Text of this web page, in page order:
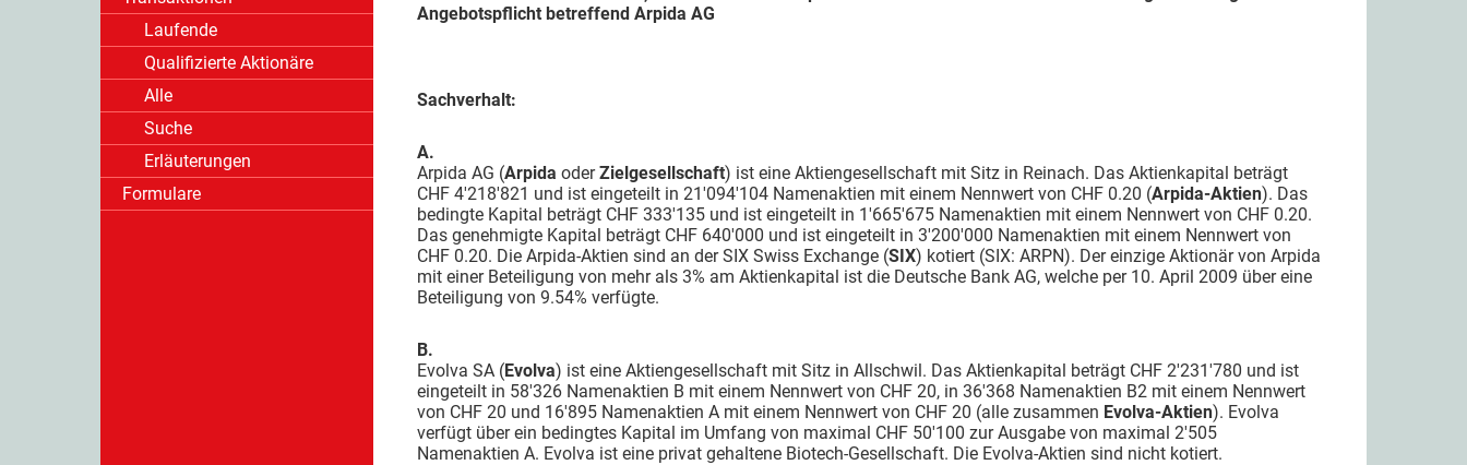
Laufende
Qualifizierte Aktionäre
Alle
Suche
Erläuterungen
Formulare
Angebotspflicht betreffend Arpida AG
Sachverhalt:
A.
Arpida AG (Arpida oderZielgesellschaft) ist eine Aktiengesellschaft mit Sitz in Reinach. Das Aktienkapital beträgt
CHF 4'218'821 und ist eingeteilt in 21'094'104 Namenaktien mit einem Nennwert von CHF 0.20 (Arpida-Aktien). Das
bedingte Kapital beträgt CHF 333'135 und ist eingeteilt in 1'665'675 Namenaktien mit einem Nennwert von CHF 0.20.
Das genehmigte Kapital beträgt CHF 640'000 und ist eingeteilt in 3'200'000 Namenaktien mit einem Nennwert von
CHF 0.20. Die Arpida-Aktien sind an der SIX Swiss Exchange (SIX) kotiert (SIX: ARPN). Der einzige Aktionär von Arpida
mit einer Beteiligung von mehr als 3% am Aktienkapital ist die Deutsche Bank AG, welche per 10. April 2009 über eine
Beteiligung von 9.54% verfügte.
B.
Evolva SA (Evolva) ist eine Aktiengesellschaft mit Sitz in Allschwil. Das Aktienkapital beträgt CHF 2'231'780 und ist
eingeteilt in 58'326 Namenaktien B mit einem Nennwert von CHF 20, in 36'368 Namenaktien B2 mit einem Nennwert
von CHF 20 und 16'895 Namenaktien A mit einem Nennwert von CHF 20 (alle zusammen Evolva-Aktien). Evolva
verfügt über ein bedingtes Kapital im Umfang von maximal CHF 50'100 zur Ausgabe von maximal 2'505
Namenaktien A. Evolva ist eine privat gehaltene Biotech-Gesellschaft. Die Evolva-Aktien sind nicht kotiert.